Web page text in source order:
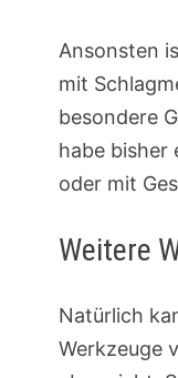
Ansonsten
mit
besondere
habe bisher
oder mit
Weitere
Natürlich
Werkzeuge